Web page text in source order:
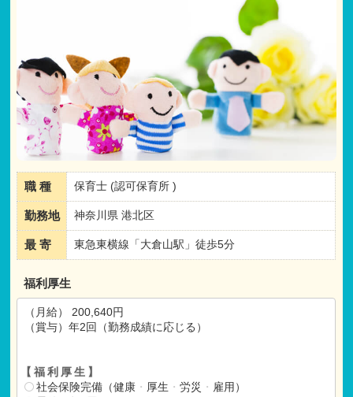
職 種 保育士 (認可保育所 )
勤務地 神奈川県 港北区
最 寄 東急東横線「大倉山駅」徒歩5分
福利厚生
（月給） 200,640円
（賞与）年2回（勤務成績に応じる）
【福利厚生】
社会保険完備（健康・ 厚生 ・ 労災 ・ 雇用）